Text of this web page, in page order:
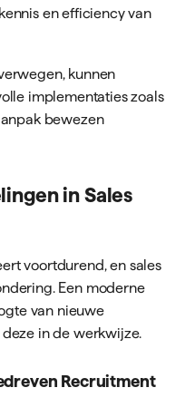
en efficiency van
kunnen
implementaties zoals
bewezen
in Sales
voortdurend, en sales
Een moderne
van nieuwe
in de werkwijze.
Recruitment